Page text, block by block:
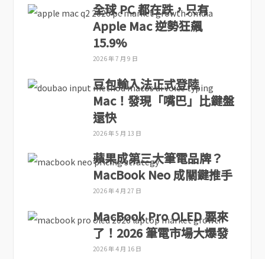
全球 PC 都在跌，只有
Apple Mac 逆勢狂飆
15.9%
2026 年 7 月 9 日
豆包輸入法正式登陸
Mac！發現「嘴巴」比鍵盤
還快
2026 年 5 月 13 日
蘋果成第三大筆電品牌？
MacBook Neo 成關鍵推手
2026 年 4 月 27 日
MacBook Pro OLED 要來
了！2026 筆電市場大爆發
2026 年 4 月 16 日